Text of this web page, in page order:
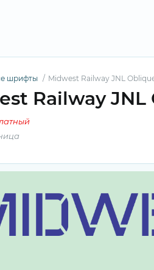
шрифты Midwest Railway JNL
Railway